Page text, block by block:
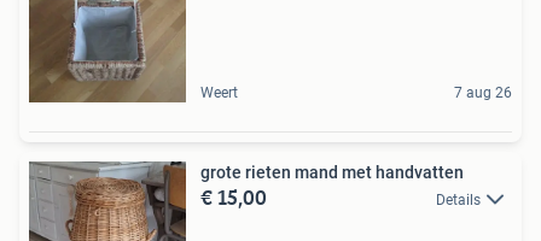
Weert 7 aug 26
grote rieten mand met handvatten
€ 15,00 Details